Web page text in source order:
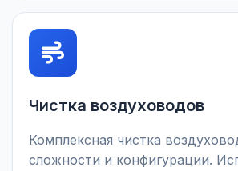
Чистка воздуховодов
Комплексная чистка
сложности и конфигурации.